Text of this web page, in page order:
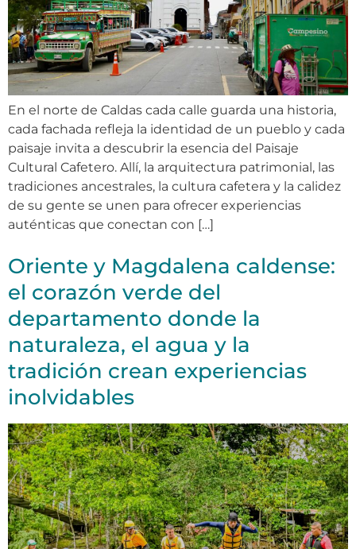
En el norte de Caldas cada calle guarda una historia,
cada fachada refleja la identidad de un pueblo y cada
paisaje invita a descubrir la esencia del Paisaje
Cultural Cafetero. Allí, la arquitectura patrimonial, las
tradiciones ancestrales, la cultura cafetera y la calidez
de su gente se unen para ofrecer experiencias
auténticas que conectan con […]
Oriente y Magdalena caldense:
el corazón verde del
departamento donde la
naturaleza, el agua y la
tradición crean experiencias
inolvidables